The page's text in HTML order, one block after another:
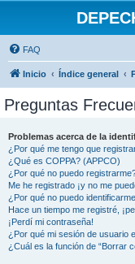
FAQ
Inicio Índice general
Preguntas
Problemas acerca de la
¿Por qué me tengo que
¿Qué es COPPA? (APPCO)
¿Por qué no puedo
Me he registrado ¡y no me
¿Por qué no puedo
Hace un tiempo me registré,
¡Perdí mi contraseña!
¿Por qué mi sesión de usuario
¿Cuál es la función de “Borrar